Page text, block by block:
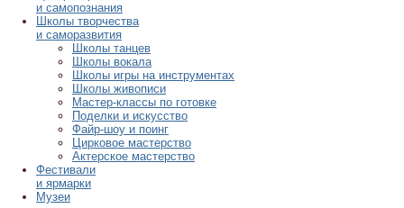
и самопознания
Школы творчества
и саморазвития
Школы танцев
Школы вокала
Школы игры на инструментах
Школы живописи
Мастер-классы по готовке
Поделки и искусство
Файр-шоу и поинг
Цирковое мастерство
Актерское мастерство
Фестивали
и ярмарки
Музеи